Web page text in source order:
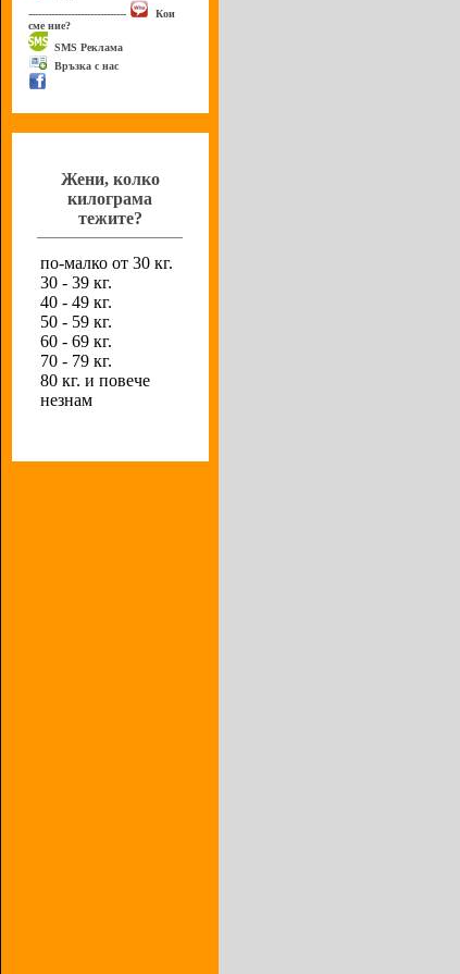
------------------------------
Кои
сме ние?
SMS Реклама
Връзка с нас
Жени, колко
килограма
тежите?
по-малко от 30 кг.
30 - 39 кг.
40 - 49 кг.
50 - 59 кг.
60 - 69 кг.
70 - 79 кг.
80 кг. и повече
незнам